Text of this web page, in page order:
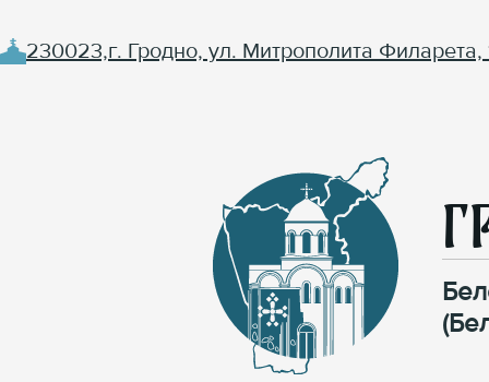
230023,г. Гродно, ул. Митрополита Филарета,